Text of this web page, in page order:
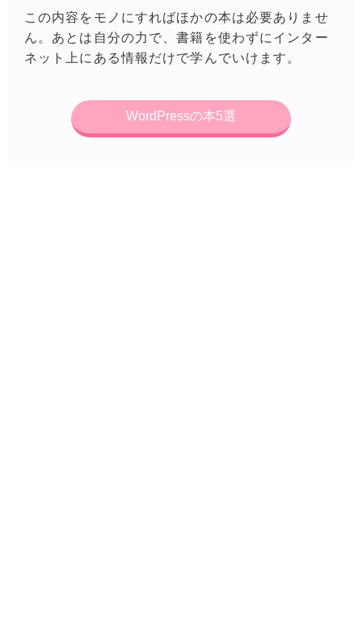
この内容をモノにすればほかの本は必要ありませ
ん。あとは自分の力で、書籍を使わずにインター
ネット上にある情報だけで学んでいけます。
WordPressの本5選